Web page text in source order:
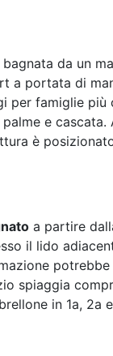
da un
a portata di
per famiglie più
palme e cascata.
è
a partire
il lido
spiaggia
in 1a, 2a